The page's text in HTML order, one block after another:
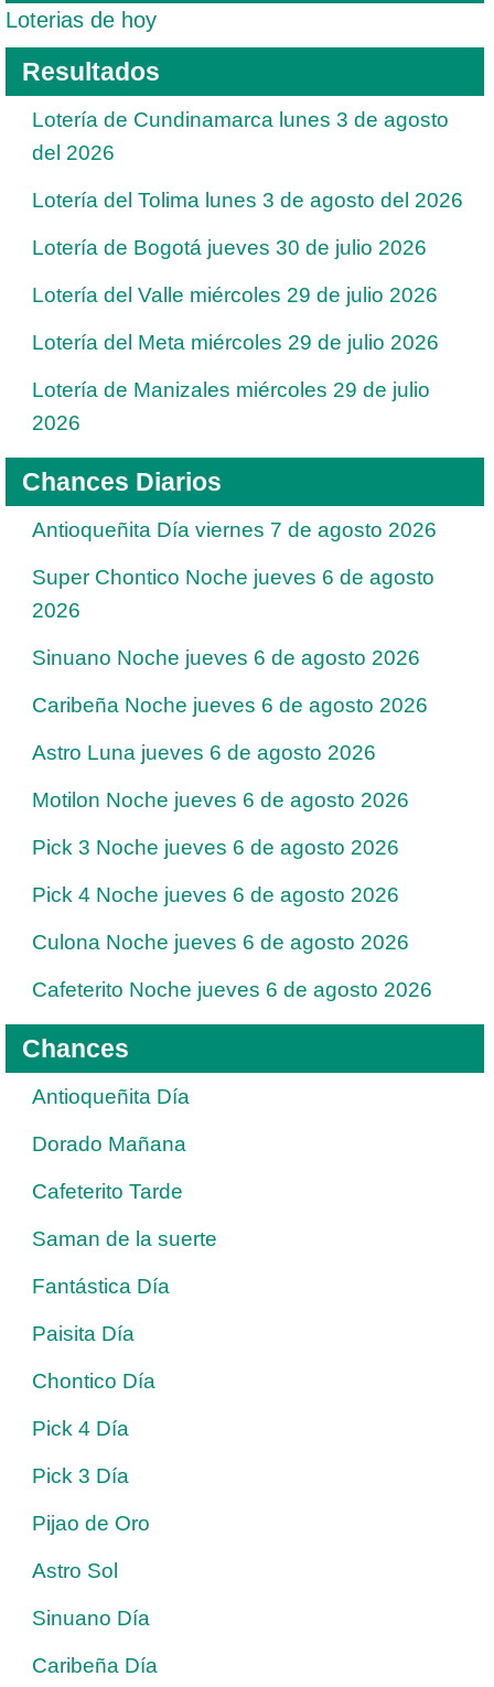
Loterias de hoy
Resultados
Lotería de Cundinamarca lunes 3 de agosto
del 2026
Lotería del Tolima lunes 3 de agosto del 2026
Lotería de Bogotá jueves 30 de julio 2026
Lotería del Valle miércoles 29 de julio 2026
Lotería del Meta miércoles 29 de julio 2026
Lotería de Manizales miércoles 29 de julio
2026
Chances Diarios
Antioqueñita Día viernes 7 de agosto 2026
Super Chontico Noche jueves 6 de agosto
2026
Sinuano Noche jueves 6 de agosto 2026
Caribeña Noche jueves 6 de agosto 2026
Astro Luna jueves 6 de agosto 2026
Motilon Noche jueves 6 de agosto 2026
Pick 3 Noche jueves 6 de agosto 2026
Pick 4 Noche jueves 6 de agosto 2026
Culona Noche jueves 6 de agosto 2026
Cafeterito Noche jueves 6 de agosto 2026
Chances
Antioqueñita Día
Dorado Mañana
Cafeterito Tarde
Saman de la suerte
Fantástica Día
Paisita Día
Chontico Día
Pick 4 Día
Pick 3 Día
Pijao de Oro
Astro Sol
Sinuano Día
Caribeña Día